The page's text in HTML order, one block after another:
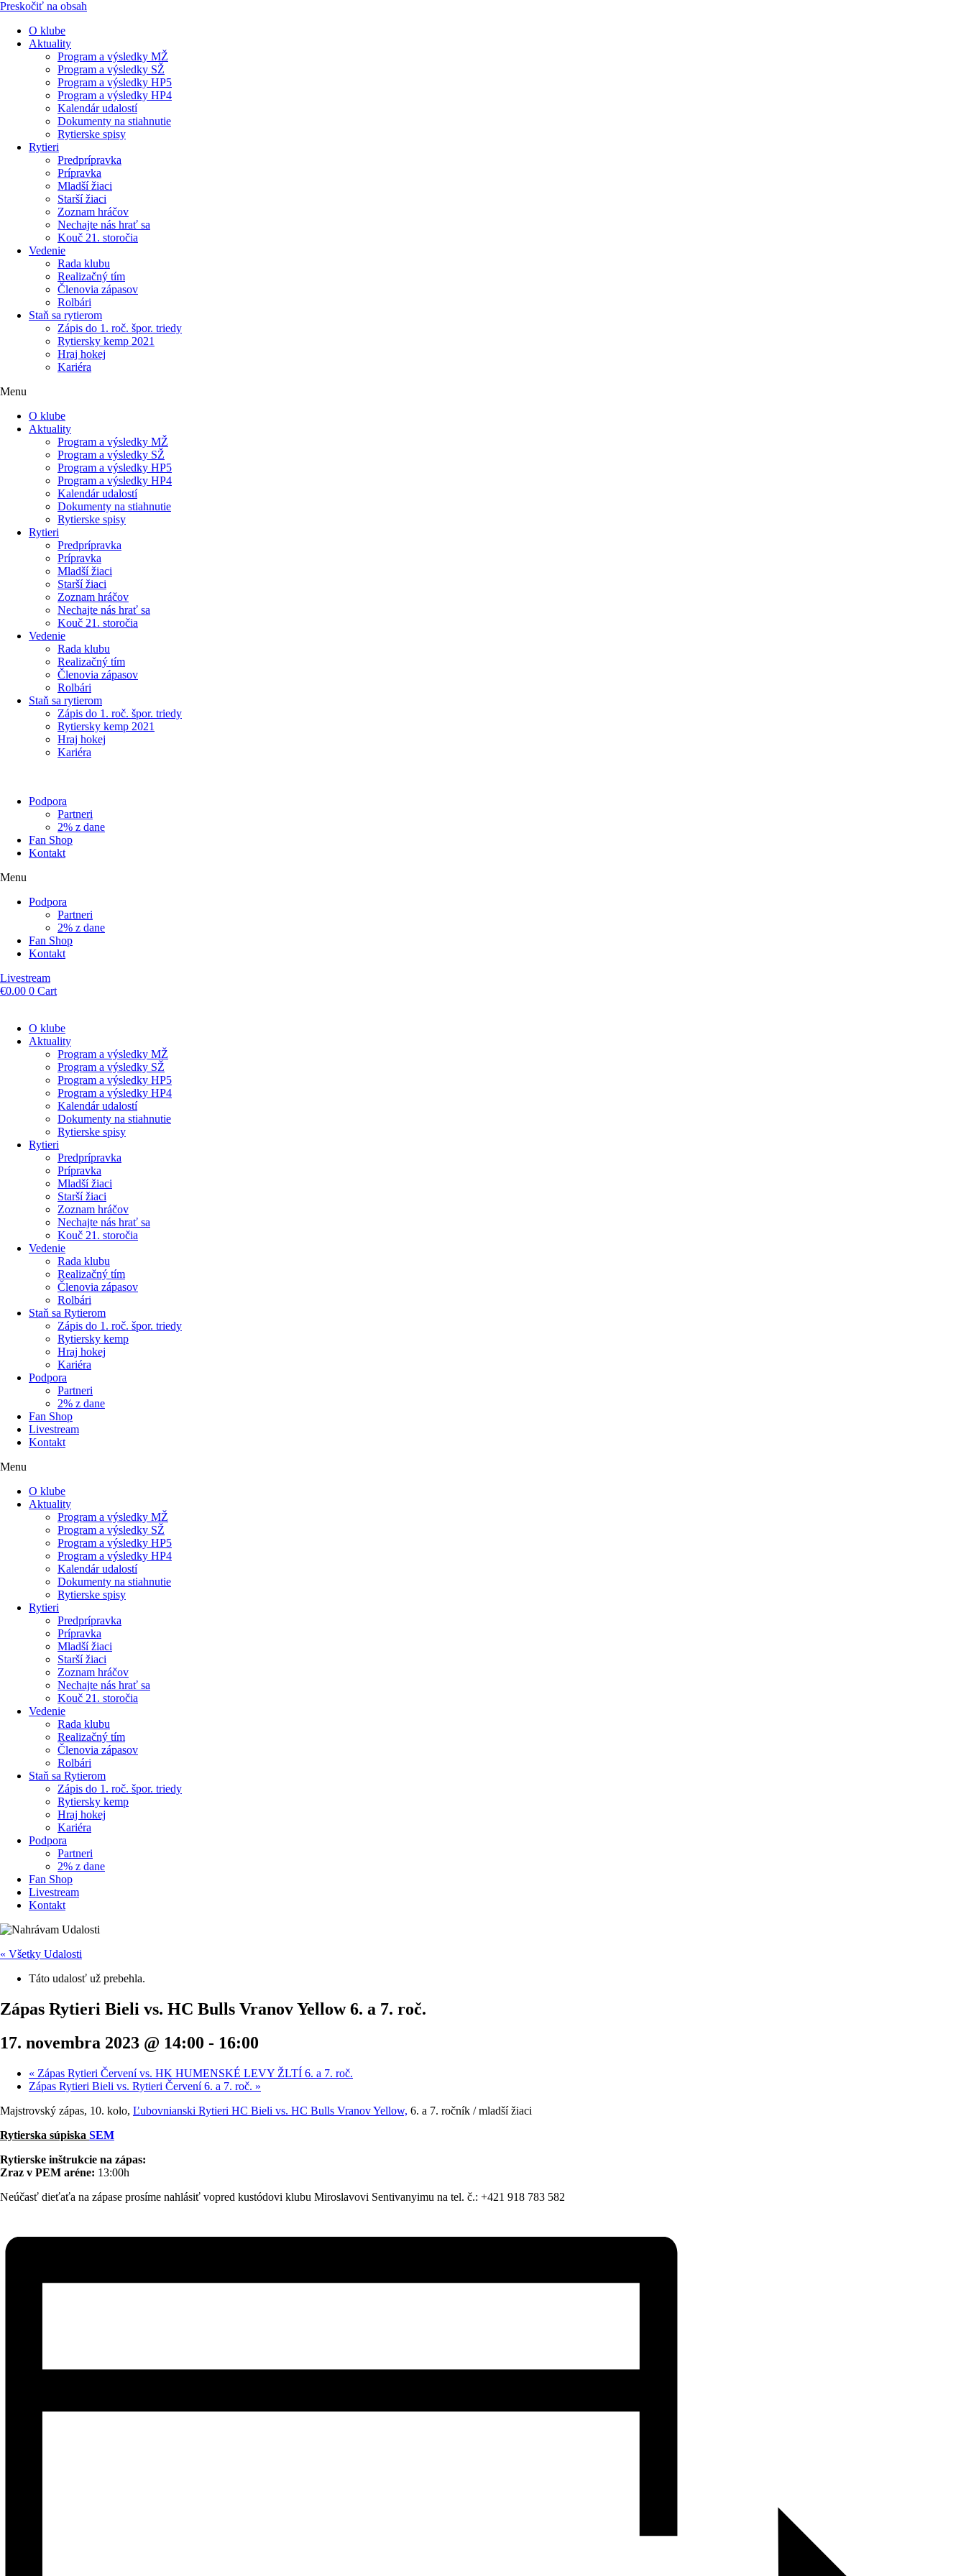
Preskočiť na obsah
O klube
Aktuality
Program a výsledky MŽ
Program a výsledky SŽ
Program a výsledky HP5
Program a výsledky HP4
Kalendár udalostí
Dokumenty na stiahnutie
Rytierske spisy
Rytieri
Predprípravka
Prípravka
Mladší žiaci
Starší žiaci
Zoznam hráčov
Nechajte nás hrať sa
Kouč 21. storočia
Vedenie
Rada klubu
Realizačný tím
Členovia zápasov
Rolbári
Staň sa rytierom
Zápis do 1. roč. špor. triedy
Rytiersky kemp 2021
Hraj hokej
Kariéra
Menu
O klube
Aktuality
Program a výsledky MŽ
Program a výsledky SŽ
Program a výsledky HP5
Program a výsledky HP4
Kalendár udalostí
Dokumenty na stiahnutie
Rytierske spisy
Rytieri
Predprípravka
Prípravka
Mladší žiaci
Starší žiaci
Zoznam hráčov
Nechajte nás hrať sa
Kouč 21. storočia
Vedenie
Rada klubu
Realizačný tím
Členovia zápasov
Rolbári
Staň sa rytierom
Zápis do 1. roč. špor. triedy
Rytiersky kemp 2021
Hraj hokej
Kariéra
Podpora
Partneri
2% z dane
Fan Shop
Kontakt
Menu
Podpora
Partneri
2% z dane
Fan Shop
Kontakt
Livestream
€0.00 0 Cart
O klube
Aktuality
Program a výsledky MŽ
Program a výsledky SŽ
Program a výsledky HP5
Program a výsledky HP4
Kalendár udalostí
Dokumenty na stiahnutie
Rytierske spisy
Rytieri
Predprípravka
Prípravka
Mladší žiaci
Starší žiaci
Zoznam hráčov
Nechajte nás hrať sa
Kouč 21. storočia
Vedenie
Rada klubu
Realizačný tím
Členovia zápasov
Rolbári
Staň sa Rytierom
Zápis do 1. roč. špor. triedy
Rytiersky kemp
Hraj hokej
Kariéra
Podpora
Partneri
2% z dane
Fan Shop
Livestream
Kontakt
Menu
O klube
Aktuality
Program a výsledky MŽ
Program a výsledky SŽ
Program a výsledky HP5
Program a výsledky HP4
Kalendár udalostí
Dokumenty na stiahnutie
Rytierske spisy
Rytieri
Predprípravka
Prípravka
Mladší žiaci
Starší žiaci
Zoznam hráčov
Nechajte nás hrať sa
Kouč 21. storočia
Vedenie
Rada klubu
Realizačný tím
Členovia zápasov
Rolbári
Staň sa Rytierom
Zápis do 1. roč. špor. triedy
Rytiersky kemp
Hraj hokej
Kariéra
Podpora
Partneri
2% z dane
Fan Shop
Livestream
Kontakt
« Všetky Udalosti
Táto udalosť už prebehla.
Zápas Rytieri Bieli vs. HC Bulls Vranov Yellow 6. a 7. roč.
17. novembra 2023 @ 14:00 - 16:00
« Zápas Rytieri Červení vs. HK HUMENSKÉ LEVY ŽLTÍ 6. a 7. roč.
Zápas Rytieri Bieli vs. Rytieri Červení 6. a 7. roč. »
Majstrovský zápas, 10. kolo, Ľubovnianski Rytieri HC Bieli vs. HC Bulls Vranov Yellow, 6. a 7. ročník / mladší žiaci
Rytierska súpiska SEM
Rytierske inštrukcie na zápas:
Zraz v PEM aréne: 13:00h
Neúčasť dieťaťa na zápase prosíme nahlásiť vopred kustódovi klubu Miroslavovi Sentivanyimu na tel. č.: +421 918 783 582